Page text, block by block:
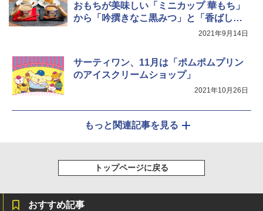
おもちが美味しい「ミニカップ 華もち」
から「吟撰きなこ黒みつ」と「香ばしみ
2021年9月14日
サーティワン、11月は「ポムポムプリン
のアイスクリームショップ」
2021年10月26日
もっと関連記事を見る
トップページに戻る
おすすめ記事